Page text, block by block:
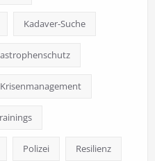
Kadaver-Suche
Krisenmanagement
Polizei Resilienz